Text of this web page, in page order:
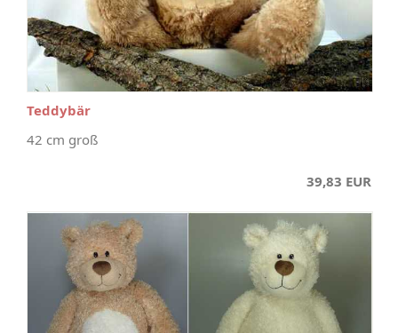
Teddybär
42 cm groß
39,83 EUR